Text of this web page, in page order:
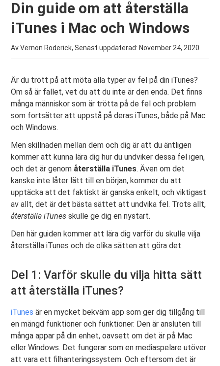
Din guide om att återställa
iTunes i Mac och Windows
Av Vernon Roderick, Senast uppdaterad: November 24, 2020
Är du trött på att möta alla typer av fel på din iTunes?
Om så är fallet, vet du att du inte är den enda. Det finns
många människor som är trötta på de fel och problem
som fortsätter att uppstå på deras iTunes, både på Mac
och Windows.
Men skillnaden mellan dem och dig är att du äntligen
kommer att kunna lära dig hur du undviker dessa fel igen,
och det är genom återställa iTunes. Även om det
kanske inte låter lätt till en början, kommer du att
upptäcka att det faktiskt är ganska enkelt, och viktigast
av allt, det är det bästa sättet att undvika fel. Trots allt,
återställa iTunesskulle ge dig en nystart.
Den här guiden kommer att lära dig varför du skulle vilja
återställa iTunes och de olika sätten att göra det.
Del 1: Varför skulle du vilja hitta sätt
att återställa iTunes?
iTunes är en mycket bekväm app som ger dig tillgång till
en mängd funktioner och funktioner. Den är ansluten till
många appar på din enhet, oavsett om det är på Mac
eller Windows. Det fungerar som en mediaspelare utöver
att vara ett filhanteringssystem. Och eftersom det är